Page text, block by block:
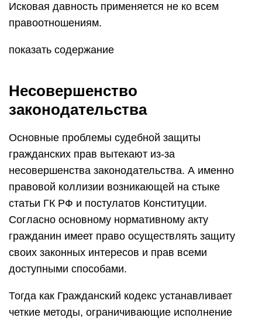
Исковая давность применяется не ко всем
правоотношениям.
показать содержание
Несовершенство
законодательства
Основные проблемы судебной защиты
гражданских прав вытекают из-за
несовершенства законодательства. А именно
правовой коллизии возникающей на стыке
статьи ГК РФ и постулатов Конституции.
Согласно основному нормативному акту
гражданин имеет право осуществлять защиту
своих законных интересов и прав всеми
доступными способами.
Тогда как Гражданский кодекс устанавливает
четкие методы, ограничивающие исполнение